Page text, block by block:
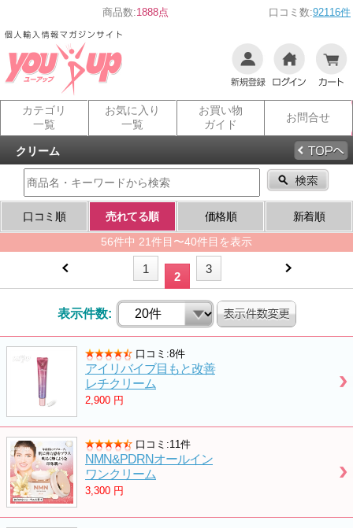
商品数:1888点 口コミ数:92116件
カテゴリ
一覧
お気に入り
一覧
お買い物
ガイド
お問合せ
クリーム
口コミ順 売れてる順 価格順
新着順
56件中 21件目〜40件目を表示
1
2
3
表示件数:
口コミ:8件
アイリバイブ目もと改善
レチクリーム
2,900 円
口コミ:11件
NMN&PDRNオールイン
ワンクリーム
3,300 円